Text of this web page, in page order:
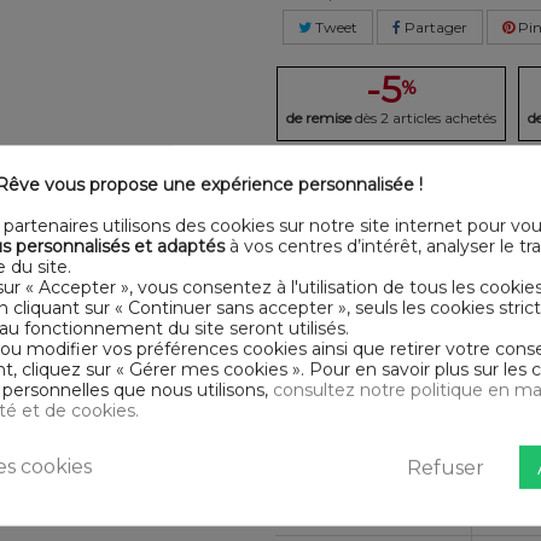
Tweet Partager
-5%
de remise dès 2 articles achetés
De Rêve. Drap housse
pas de substances
Certification
Longueur 200
Matériaux
Conseils
Type de public
vous propose une expérience personnalisée !
utilisons des cookies sur notre site internet pour
personnalisés et adaptésà vos centres d’intérêt, analyser le
du site.
« Accepter », vous consentez à l'utilisation de tous les
cliquant sur « Continuer sans accepter », seuls les cookies
fonctionnement du site seront utilisés.
modifier vos préférences cookies ainsi que retirer votre
cliquez sur « Gérer mes cookies ». Pour en savoir plus sur les
que nous utilisons, consultez notre politique en
et de cookies.
Refuser
cookies